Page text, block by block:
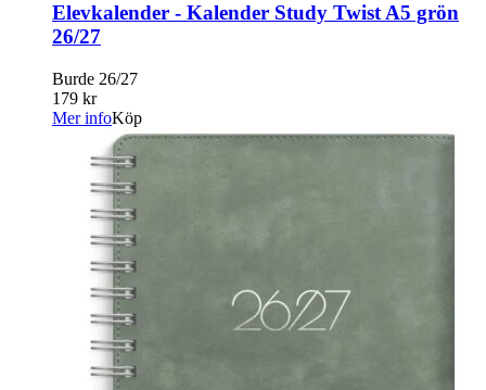
Elevkalender - Kalender Study Twist A5 grön
26/27
Burde 26/27
179 kr
Mer infoKöp